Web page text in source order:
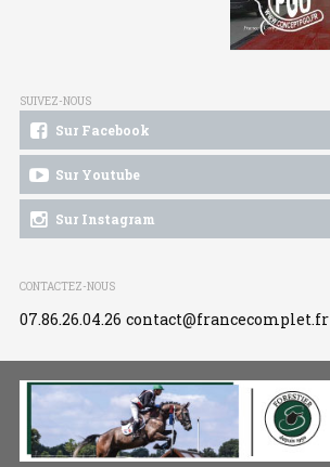
SUIVEZ-NOUS
Sur Facebook
Sur Youtube
Sur Instagram
CONTACTEZ-NOUS
07.86.26.04.26 contact@francecomplet.fr